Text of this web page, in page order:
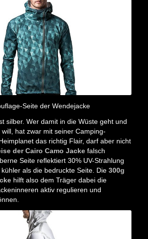
Seite der Wendejacke
silber. Wer damit in die Wüste geht und
hat zwar mit seiner Camping-
das richtig Flair, darf aber nicht
der Cairo Camo Jackefalsch
Seite reflektiert 30% UV-Strahlung
als die bedruckte Seite. Die 300g
hilft also dem Träger dabei die
aktiv regulieren und